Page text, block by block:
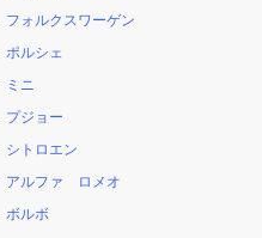
フォルクスワーゲン
ポルシェ
ミニ
プジョー
シトロエン
アルファ ロメオ
ボルボ